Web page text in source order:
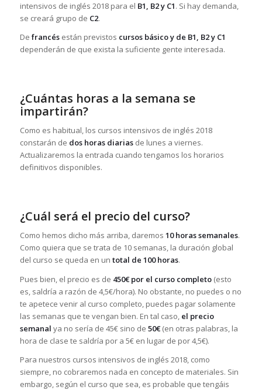
intensivos de inglés 2018 para el B1, B2 y C1. Si hay demanda,
se creará grupo de C2.
De francésestán previstos cursos básico y de B1, B2 y C1
dependerán de que exista la suficiente gente interesada.
¿Cuántas horas a la semana se
impartirán?
Como es habitual, los cursos intensivos de inglés 2018
constarán de dos horas diariasde lunes a viernes.
Actualizaremos la entrada cuando tengamos los horarios
definitivos disponibles.
¿Cuál será el precio del curso?
Como hemos dicho más arriba, daremos 10 horas semanales.
Como quiera que se trata de 10 semanas, la duración global
del curso se queda en un total de 100 horas.
Pues bien, el precio es de 450€ por el curso completo(esto
es, saldría a razón de 4,5€/hora). No obstante, no puedes o no
te apetece venir al curso completo, puedes pagar solamente
las semanas que te vengan bien. En tal caso, el precio
semanal ya no sería de 45€ sino de 50€(en otras palabras, la
hora de clase te saldría por a 5€ en lugar de por 4,5€).
Para nuestros cursos intensivos de inglés 2018, como
siempre, no cobraremos nada en concepto de materiales. Sin
embargo, según el curso que sea, es probable que tengáis